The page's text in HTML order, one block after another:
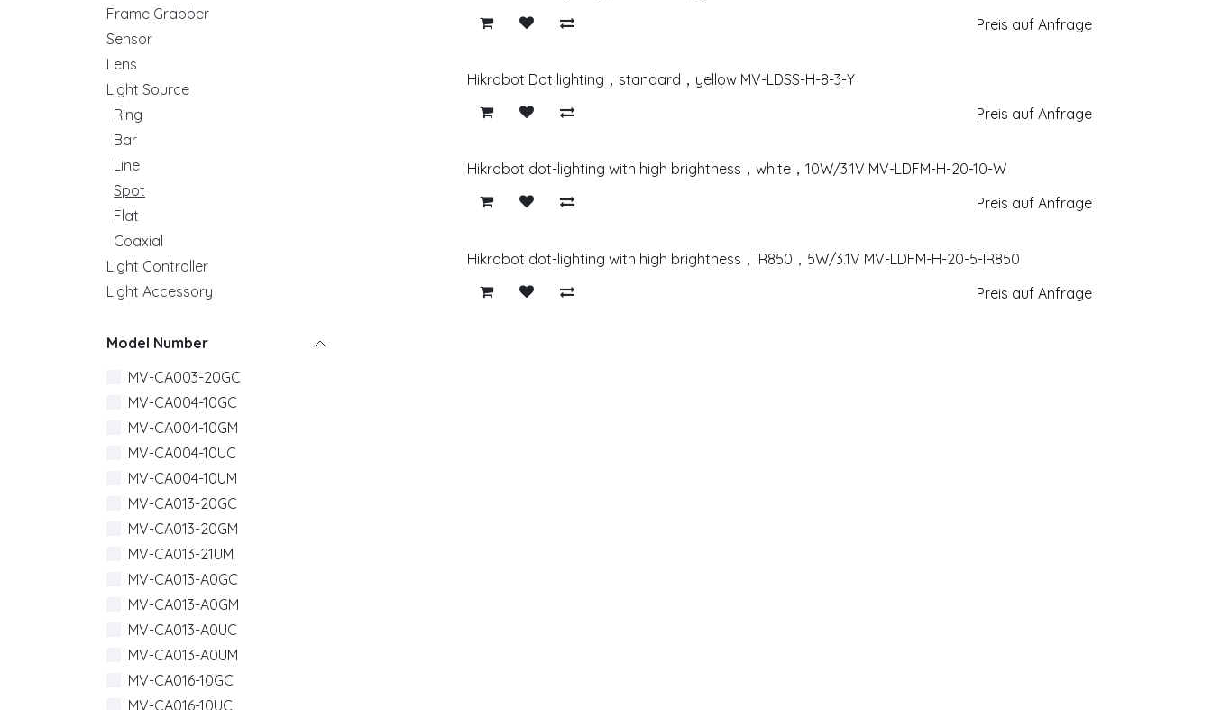
Frame Grabber
Sensor
Lens
Light Source
Ring
Bar
Line
Spot
Flat
Coaxial
Light Controller
Light Accessory
Model Number
MV-CA003-20GC
MV-CA004-10GC
MV-CA004-10GM
MV-CA004-10UC
MV-CA004-10UM
MV-CA013-20GC
MV-CA013-20GM
MV-CA013-21UM
MV-CA013-A0GC
MV-CA013-A0GM
MV-CA013-A0UC
MV-CA013-A0UM
MV-CA016-10GC
MV-CA016-10UC
Preis auf Anfrage
Hikrobot Dot lighting，standard，yellow MV-LDSS-H-8-3-Y
Preis auf Anfrage
Hikrobot dot-lighting with high brightness，white，10W/3.1V MV-LDFM-H-20-10-W
Preis auf Anfrage
Hikrobot dot-lighting with high brightness，IR850，5W/3.1V MV-LDFM-H-20-5-IR850
Preis auf Anfrage